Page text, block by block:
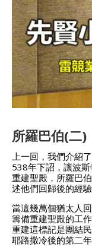
所羅巴伯(二)
上一回，我們介紹
538年下詔，讓波
重建聖殿，所羅巴
述他們回歸後的經驗
當這幾萬個猶太人
籌備重建聖殿的工
重建這標記是團結
耶路撒冷後的第二